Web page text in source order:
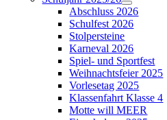
Abschluss 2026
Schulfest 2026
Stolpersteine
Karneval 2026
Spiel- und Sportfest
Weihnachtsfeier 2025
Vorlesetag 2025
Klassenfahrt Klasse 4
Motte will MEER